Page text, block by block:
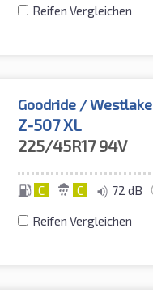
Reifen Vergleichen
Goodride / Westlake
Z-507 XL
225/45R1794V
C C 72 dB
Reifen Vergleichen